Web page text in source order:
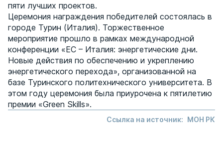
пяти лучших проектов.
Церемония награждения победителей состоялась в
городе Турин (Италия). Торжественное
мероприятие прошло в рамках международной
конференции «ЕС – Италия: энергетические дни.
Новые действия по обеспечению и укреплению
энергетического перехода», организованной на
базе Туринского политехнического университета. В
этом году церемония была приурочена к пятилетию
премии «Green Skills».
Ссылка на источник: МОН РК